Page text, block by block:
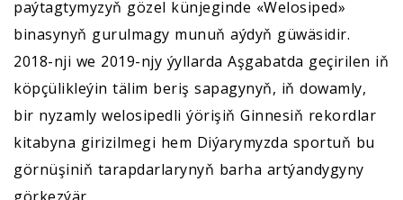
paýtagtymyzyň gözel künjeginde «Welosiped»
binasynyň gurulmagy munuň aýdyň güwäsidir.
2018-nji we 2019-njy ýyllarda Aşgabatda geçirilen iň
köpçülikleýin tälim beriş sapagynyň, iň dowamly,
bir nyzamly welosipedli ýörişiň Ginnesiň rekordlar
kitabyna girizilmegi hem Diýarymyzda sportuň bu
görnüşiniň tarapdarlarynyň barha artýandygyny